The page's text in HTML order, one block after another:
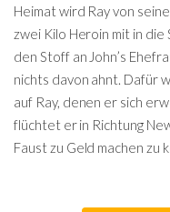
Heimat wird Ray von
zwei Kilo Heroin mit in die
den Stoff an John’s
nichts davon ahnt. Dafür
auf Ray, denen er sich
flüchtet er in Richtung
Faust zu Geld machen zu